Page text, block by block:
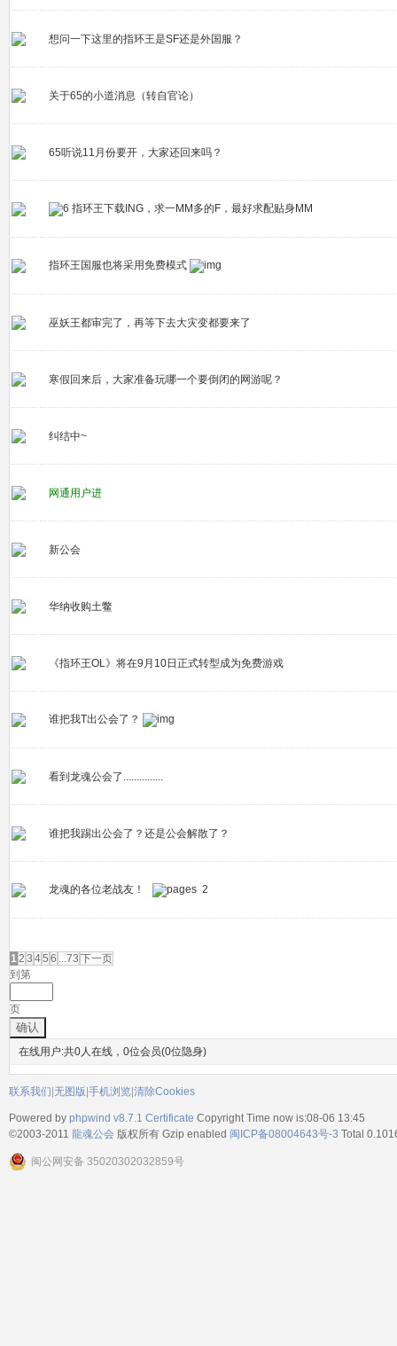
想问一下这里的指环王是SF还是外国服？
关于65的小道消息（转自官论）
65听说11月份要开，大家还回来吗？
指环王下载ING，求一MM多的F，最好求配贴身MM
指环王国服也将采用免费模式
巫妖王都审完了，再等下去大灾变都要来了
寒假回来后，大家准备玩哪一个要倒闭的网游呢？
纠结中~
网通用户进
新公会
华纳收购土鳖
《指环王OL》将在9月10日正式转型成为免费游戏
谁把我T出公会了？
看到龙魂公会了...............
谁把我踢出公会了？还是公会解散了？
龙魂的各位老战友！ 2
12 3 45 6 ...73 下一页
到第
页
确认
在线用户:共0人在线，0位会员(0位隐身)
联系我们|无图版|手机浏览|清除Cookies
Powered by phpwind v8.7.1 Certificate Copyright Time now is:08-06 13:45
©2003-2011 龍魂公会 版权所有 Gzip enabled 闽ICP备08004643号-3 Total
闽公网安备 35020302032859号